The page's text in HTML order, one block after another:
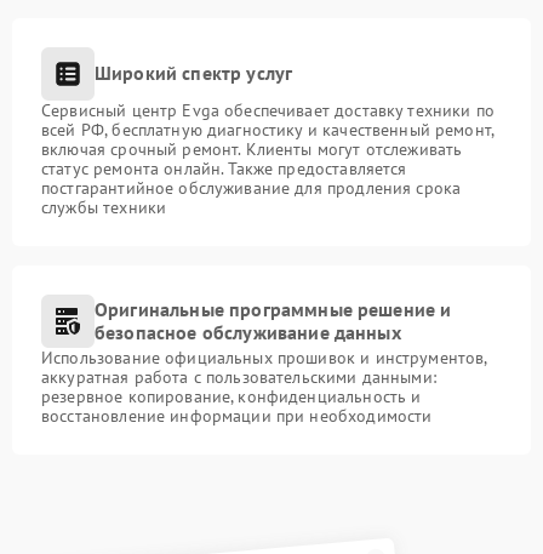
Широкий спектр услуг
Сервисный центр Evga обеспечивает доставку техники по
всей РФ, бесплатную диагностику и качественный ремонт,
включая срочный ремонт. Клиенты могут отслеживать
статус ремонта онлайн. Также предоставляется
постгарантийное обслуживание для продления срока
службы техники
Оригинальные программные решение и
безопасное обслуживание данных
Использование официальных прошивок и инструментов,
аккуратная работа с пользовательскими данными:
резервное копирование, конфиденциальность и
восстановление информации при необходимости